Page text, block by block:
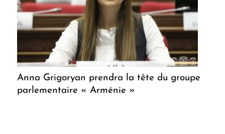
Anna Grigoryan prendra la tête du groupe
parlementaire « Arménie »